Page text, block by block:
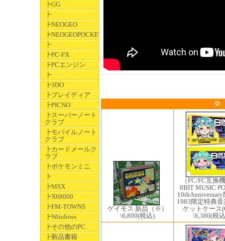
┣GG
┣
┣NEOGEO
┣NEOGEOPOCKET
┣
┣PC-FX
┣PCエンジン
┣
┣3DO
┣プレイディア
┣PICNO
┣スーパーノート
クラブ
┣モバイルノート
クラブ
┣カードメールク
ラブ
┣ポケモンミニ
┣
┣MSX
┣X68000
┣FM-TOWNS
┣Windows
┣その他のPC
┣新品書籍
☆
ゲイモス 新品（※）
\6,800(税込)
（FC/FC互換
8BIT MUSIC
1983限定特典
ケットケース
\6,380(税